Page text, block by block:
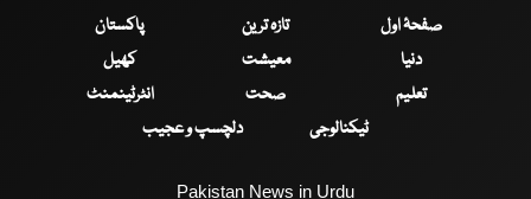
صفحۂ اول تازہ ترین
پاکستان
دنیا
معیشت
کھیل
تعلیم
صحت
انٹرٹینمنٹ
ٹیکنالوجی
دلچسپ و عجیب
Pakistan News in Urdu